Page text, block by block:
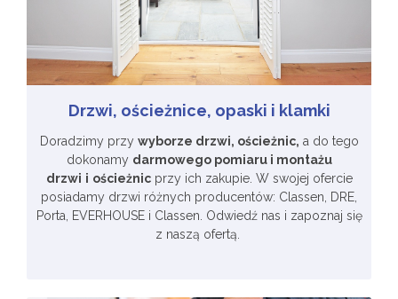
Drzwi, ościeżnice, opaski i klamki
Doradzimy przy wyborze drzwi, ościeżnic, a do tego
dokonamy darmowego pomiaru i montażu
drzwi i ościeżnicprzy ich zakupie. W swojej ofercie
posiadamy drzwi różnych producentów: Classen, DRE,
Porta, EVERHOUSE i Classen. Odwiedź nas i zapoznaj się
z naszą ofertą.